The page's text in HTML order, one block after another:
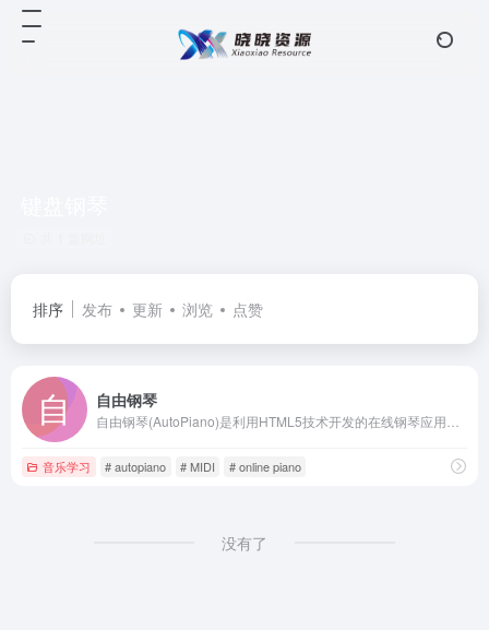
排序 发布 更新 浏览 点赞
自由钢琴
音乐学习 # autopiano # MIDI # online piano
没有了